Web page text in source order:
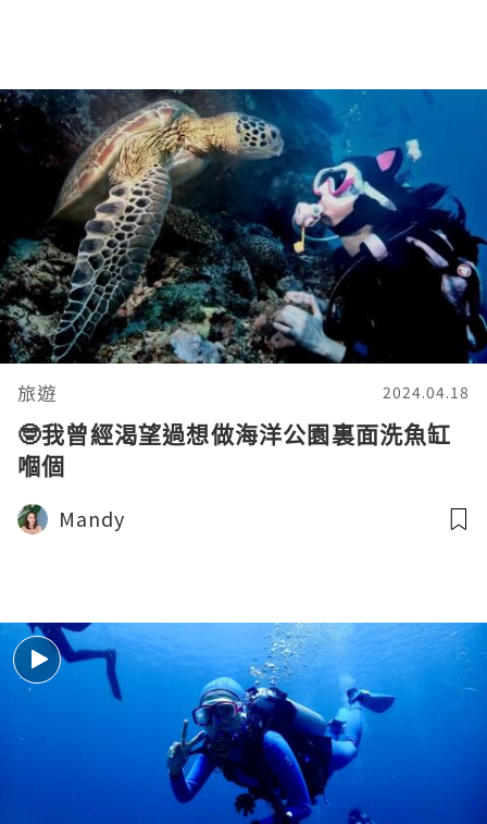
旅遊 2024.04.18
🤓我曾經渴望過想做海洋公園裏面洗魚缸
嗰個
Mandy